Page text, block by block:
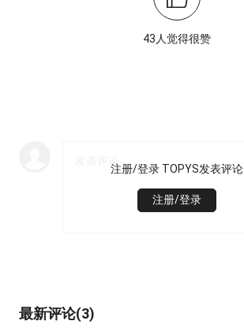
43人觉得很赞
注册/登录 TOPYS发表评论
注册/登录
最新评论(3)